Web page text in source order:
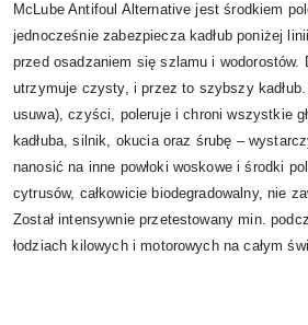
McLube Antifoul Alternative jest środkiem
jednocześnie zabezpiecza kadłub poniżej
przed osadzaniem się szlamu i wodorostów.
utrzymuje czysty, i przez to szybszy
usuwa), czyści, poleruje i chroni wszystkie
kadłuba, silnik, okucia oraz śrubę –
nanosić na inne powłoki woskowe i środki
cytrusów, całkowicie biodegradowalny, nie
Został intensywnie przetestowany min.
łodziach kilowych i motorowych na całym